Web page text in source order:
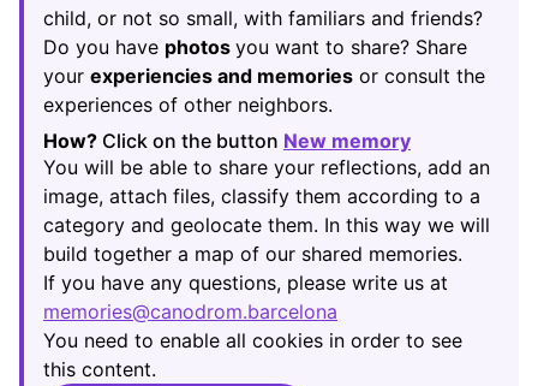
child, or not so small, with familiars and friends?
Do you have photos you want to share? Share
your experiencies and memories or consult the
experiences of other neighbors.
How? Click on the button New memory
(Opens in
You will be able to share your reflections, add an
image, attach files, classify them according to a
category and geolocate them. In this way we will
build together a map of our shared memories.
If you have any questions, please write us at
memories@canodrom.barcelona
(Opens in new tab)
You need to enable all cookies in order to see
this content.